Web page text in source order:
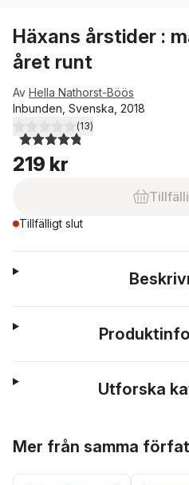
Häxans årstider :
året runt
Av Hella Nathorst-Böös
Inbunden, Svenska, 2018
4,8utav 5 stjärnor. Totalt antal
(13)
219 kr
Tillfälligt slut
Utforska
Mer från samma